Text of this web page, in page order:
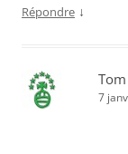
Répondre ↓
Tom
7